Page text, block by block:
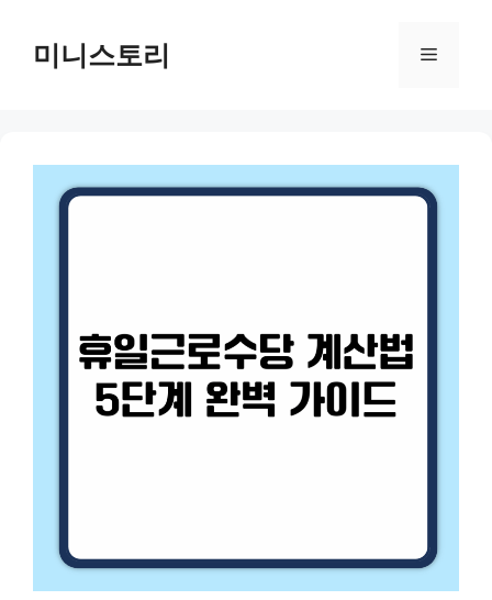
content미니스토리 Menu